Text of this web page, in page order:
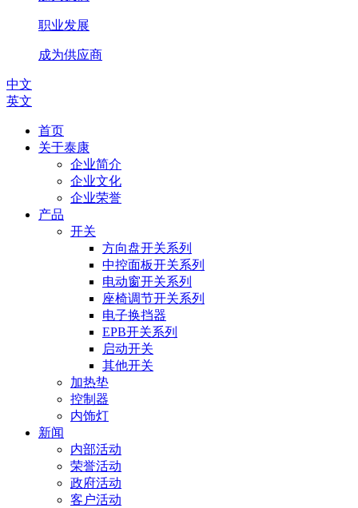
职业发展
成为供应商
中文
英文
首页
关于泰康
企业简介
企业文化
企业荣誉
产品
开关
方向盘开关系列
中控面板开关系列
电动窗开关系列
座椅调节开关系列
电子换挡器
EPB开关系列
启动开关
其他开关
加热垫
控制器
内饰灯
新闻
内部活动
荣誉活动
政府活动
客户活动